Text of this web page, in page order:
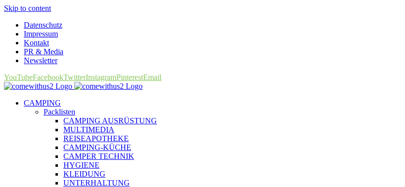
Skip to content
Datenschutz
Impressum
Kontakt
PR & Media
Newsletter
YouTubeFacebookTwitterInstagramPinterestEmail
CAMPING
Packlisten
CAMPING AUSRÜSTUNG
MULTIMEDIA
REISEAPOTHEKE
CAMPING-KÜCHE
CAMPER TECHNIK
HYGIENE
KLEIDUNG
UNTERHALTUNG